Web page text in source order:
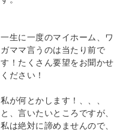
一生に一度のマイホーム、ワ
ガママ言うのは当たり前で
す！たくさん要望をお聞かせ
ください！
私が何とかします！、、、
と、言いたいところですが、
私は絶対に諦めませんので、